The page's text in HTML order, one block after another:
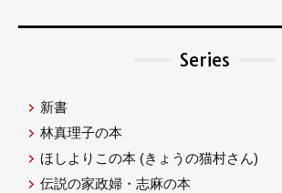
Series
新書
林真理子の本
ほしよりこの本 (きょうの猫村さん)
伝説の家政婦・志麻の本